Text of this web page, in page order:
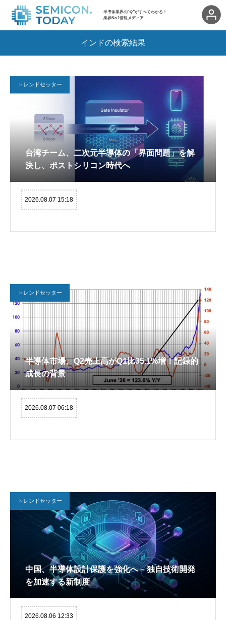
半導体業界の"今"がすべてわかる！
業界No.1情報メディア
インドの検索結果
トレンドセッター
台湾チーム、二次元半導体の「界面問題」を解
決し、ポストシリコン時代へ
2026.08.07 15:18
トレンドセッター
半導体市場、Q2売上高がQ1比35.1%増！記録的
成長の背景
2026.08.07 06:18
トレンドセッター
中国、半導体設計保護を強化へ – 独自技術開発
を加速する新制度
2026.08.06 12:33